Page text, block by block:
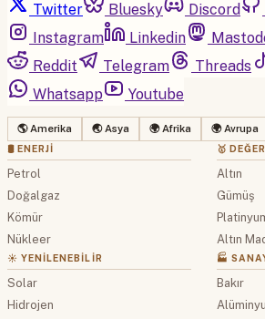
Twitter Bluesky Discord
Instagram
Linkedin
Reddit
Telegram Threads
Whatsapp
Youtube
🌎 Amerika 🌏 Asya 🌍 Afrika 🌍 Avrupa
🛢 ENERJI
Petrol
Doğalgaz
Kömür
Nükleer
☀️ YENILENEBILIR
Solar
Hidrojen
🥇
Altın
Gümüş
Altın
🏭
Bakır